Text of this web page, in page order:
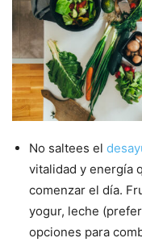
No saltees el
vitalidad y energía
comenzar el día.
yogur, leche
opciones para